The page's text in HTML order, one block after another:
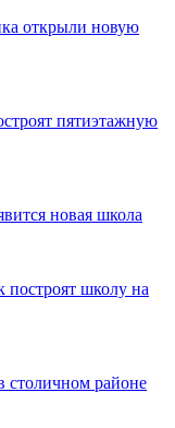
открыли новую
пятиэтажную
новая школа
школу на
столичном районе